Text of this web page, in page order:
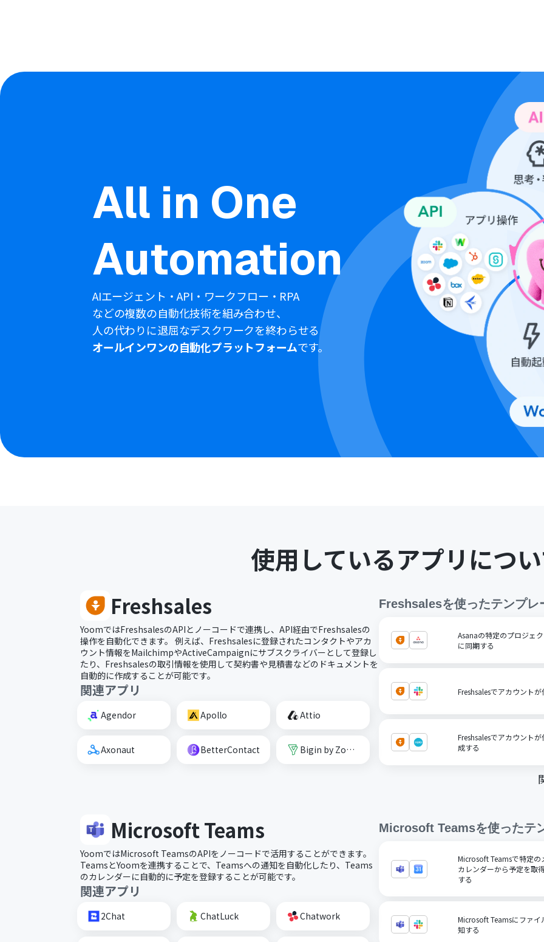
All in One
Automation
AIエージェント・API・ワークフロー・RPA
などの複数の自動化技術を組み合わせ、
人の代わりに退屈なデスクワークを終わらせる
オールインワンの自動化プラットフォームです。
使用しているアプリにつ
Freshsales
YoomではFreshsalesのAPIとノーコードで連携し、API経由でFreshsalesの
操作を自動化できます。 例えば、Freshsalesに登録されたコンタクトやアカ
ウント情報をMailchimpやActiveCampaignにサブスクライバーとして登録し
たり、Freshsalesの取引情報を使用して契約書や見積書などのドキュメントを
自動的に作成することが可能です。
関連アプリ
Agendor Apollo Attio
Axonaut BetterContact Bigin by Zoho CRM
Freshsalesを使ったテンプレ
Asanaの特定のプロジェ
に同期する
Freshsalesでアカウント
Freshsalesでアカウント
成する
Microsoft Teams
YoomではMicrosoft TeamsのAPIをノーコードで活用することができます。
TeamsとYoomを連携することで、Teamsへの通知を自動化したり、Teams
のカレンダーに自動的に予定を登録することが可能です。
関連アプリ
2Chat ChatLuck Chatwork
Microsoft Teamsを使ったテ
Microsoft Teamsで特定
カレンダーから予定を取
する
Microsoft Teamsにファ
知する